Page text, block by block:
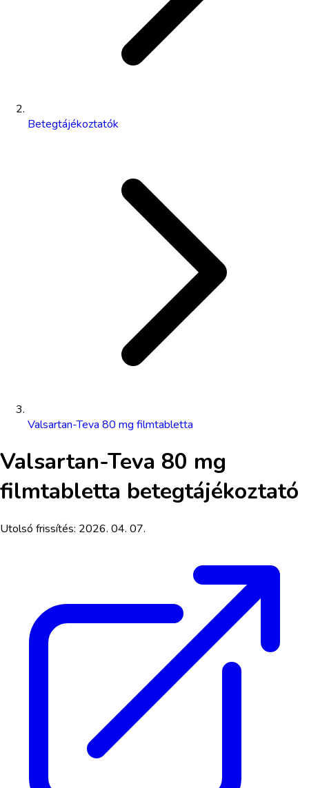
Betegtájékoztatók
Valsartan-Teva 80 mg filmtabletta
Valsartan-Teva 80 mg
filmtabletta betegtájékoztató
Utolsó frissítés: 2026. 04. 07.